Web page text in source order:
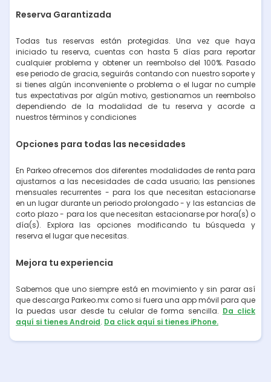
Reserva Garantizada
Todas tus reservas están protegidas. Una vez que haya
iniciado tu reserva, cuentas con hasta 5 días para reportar
cualquier problema y obtener un reembolso del 100%. Pasado
ese periodo de gracia, seguirás contando con nuestro soporte y
si tienes algún inconveniente o problema o el lugar no cumple
tus expectativas por algún motivo, gestionamos un reembolso
dependiendo de la modalidad de tu reserva y acorde a
nuestros términos y condiciones
Opciones para todas las necesidades
En Parkeo ofrecemos dos diferentes modalidades de renta para
ajustarnos a las necesidades de cada usuario; las pensiones
mensuales recurrentes - para los que necesitan estacionarse
en un lugar durante un periodo prolongado - y las estancias de
corto plazo - para los que necesitan estacionarse por hora(s) o
día(s). Explora las opciones modificando tu búsqueda y
reserva el lugar que necesitas.
Mejora tu experiencia
Sabemos que uno siempre está en movimiento y sin parar así
que descarga Parkeo.mx como si fuera una app móvil para que
la puedas usar desde tu celular de forma sencilla. Da click
aquí si tienes Android. Da click aquí si tienes iPhone.